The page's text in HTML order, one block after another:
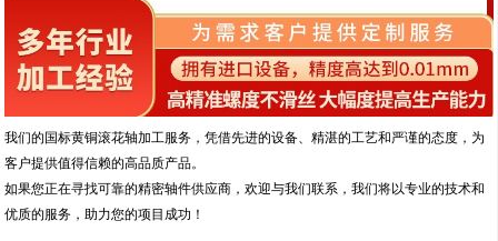
我们的国标黄铜滚花轴加工服务，凭借先进的设备、精湛的工艺和严谨的态度，为
客户提供值得信赖的高品质产品。
如果您正在寻找可靠的精密轴件供应商，欢迎与我们联系，我们将以专业的技术和
优质的服务，助力您的项目成功！